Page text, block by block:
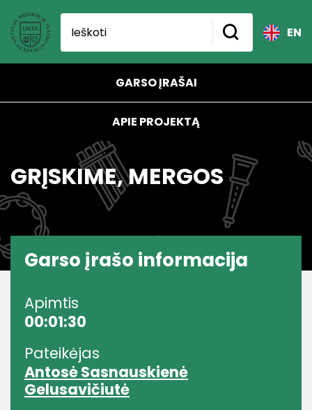
EN
GARSO ĮRAŠAI
APIE PROJEKTĄ
GRĮSKIME, MERGOS
Garso įrašo informacija
Apimtis
00:01:30
Pateikėjas
Antosė Sasnauskienė
Gelusavičiutė